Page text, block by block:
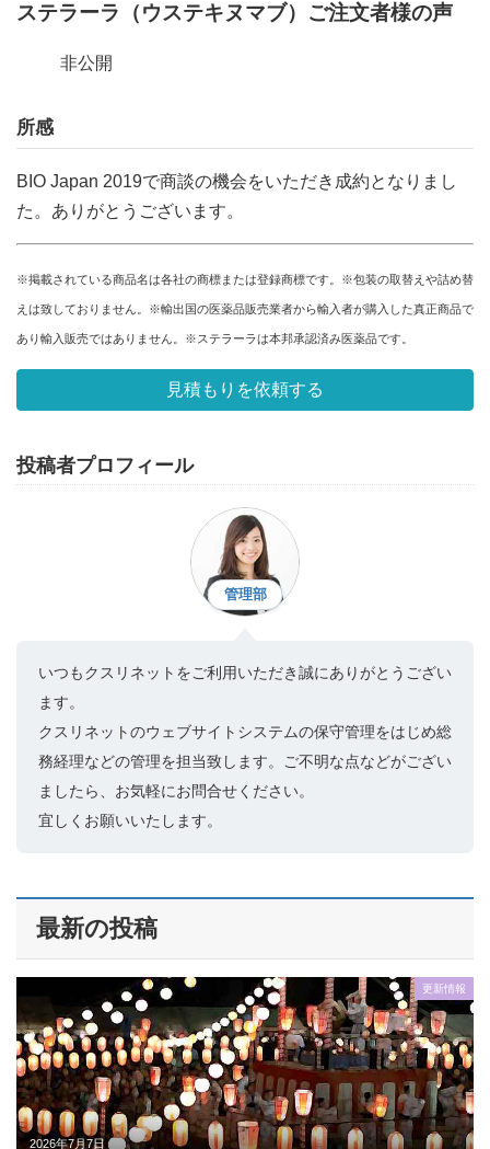
ステラーラ（ウステキヌマブ）ご注文者様の声
非公開
所感
BIO Japan 2019で商談の機会をいただき成約となりまし
た。ありがとうございます。
※掲載されている商品名は各社の商標または登録商標です。※包装の取替えや詰め替
えは致しておりません。※輸出国の医薬品販売業者から輸入者が購入した真正商品で
あり輸入販売ではありません。※ステラーラは本邦承認済み医薬品です。
見積もりを依頼する
投稿者プロフィール
管理部
いつもクスリネットをご利用いただき誠にありがとうござい
ます。
クスリネットのウェブサイトシステムの保守管理をはじめ総
務経理などの管理を担当致します。ご不明な点などがござい
ましたら、お気軽にお問合せください。
宜しくお願いいたします。
最新の投稿
更新情報
2026年7月7日